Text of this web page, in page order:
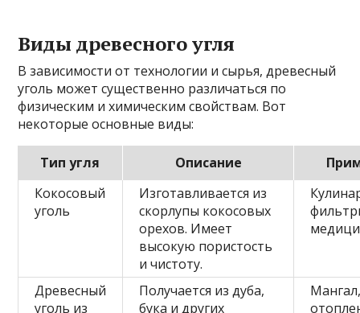
Виды древесного угля
В зависимости от технологии и сырья, древесный
уголь может существенно различаться по
физическим и химическим свойствам. Вот
некоторые основные виды:
Тип угля Описание
Кокосовый
уголь
Изготавливается из
скорлупы кокосовых
орехов. Имеет
высокую пористость
и чистоту.
Древесный
уголь из
Получается из дуба,
бука и других